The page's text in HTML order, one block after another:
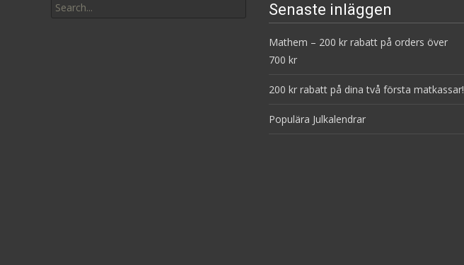
for:
Senaste inläggen
Mathem – 200 kr rabatt på orders över
700 kr
200 kr rabatt på dina två första matkassar!
Populära Julkalendrar